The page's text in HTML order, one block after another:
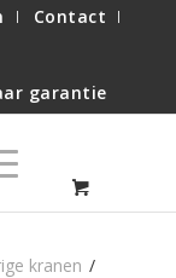
Contact
garantie
kranen /